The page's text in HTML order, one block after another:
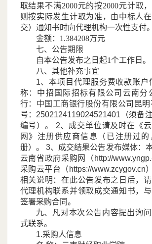
取结果不满2000元的按2000元计取
则按实际发生计取为准，由中标人
交）通知书时向代理机构一次性支付。
金额： 1.384208万元
七、公告期限
自本公告发布之日起1个工作日。
八、其他补充事宜
1、本项目代理服务费收款账户
称：中招国际招标有限公司云南分
行：中国工商银行股份有限公司昆
号：2502124119024521401（须备
编号）。 2、成交单位请及时在《
网》注册供应商信息（已注册过
册）。 3、成交结果公告发布媒体：
云南省政府采购网（http://
采购云平台（https://www.zcygov.cn
相关说明：在此公告发布之日后，
代理机构联系并领取成交通知书，
签署采购合同。
九、凡对本次公告内容提出询
式联系。
1.采购人信息